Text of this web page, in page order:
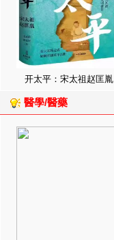
开太平：宋太祖赵匡胤
醫學/醫藥